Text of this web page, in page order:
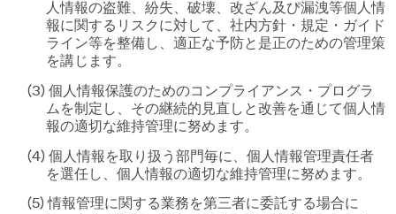
人情報の盗難、紛失、破壊、改ざん及び漏洩等個人情
報に関するリスクに対して、社内方針・規定・ガイド
ライン等を整備し、適正な予防と是正のための管理策
を講じます。
(3) 個人情報保護のためのコンプライアンス・プログラ
ムを制定し、その継続的見直しと改善を通じて個人情
報の適切な維持管理に努めます。
(4) 個人情報を取り扱う部門毎に、個人情報管理責任者
を選任し、個人情報の適切な維持管理に努めます。
(5) 情報管理に関する業務を第三者に委託する場合に